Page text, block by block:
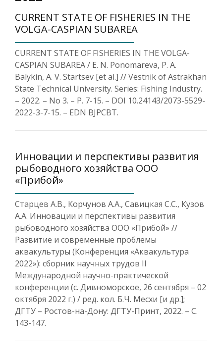
CURRENT STATE OF FISHERIES IN THE
VOLGA-CASPIAN SUBAREA
CURRENT STATE OF FISHERIES IN THE VOLGA-
CASPIAN SUBAREA / E. N. Ponomareva, P. A.
Balykin, A. V. Startsev [et al.] // Vestnik of Astrakhan
State Technical University. Series: Fishing Industry.
– 2022. – No 3. – P. 7-15. – DOI 10.24143/2073-5529-
2022-3-7-15. – EDN BJPCBT.
Инновации и перспективы развития
рыбоводного хозяйства ООО
«Прибой»
Старцев А.В., Корчунов А.А., Савицкая С.С., Кузов
А.А. Инновации и перспективы развития
рыбоводного хозяйства ООО «Прибой» //
Развитие и современные проблемы
аквакультуры (Конференция «Аквакультура
2022»): сборник научных трудов II
Международной научно-практической
конференции (с. Дивноморское, 26 сентября – 02
октября 2022 г.) / ред. кол. Б.Ч. Месхи [и др.];
ДГТУ – Ростов-на-Дону: ДГТУ-Принт, 2022. – С.
143-147.